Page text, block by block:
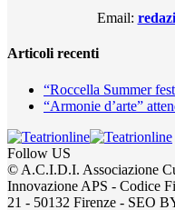
Email:
Articoli recenti
“Roccella Summer
“Armonie d’arte”
Follow US
© A.C.I.D.I. Associazione
Innovazione APS - Codice
21 - 50132 Firenze - SEO